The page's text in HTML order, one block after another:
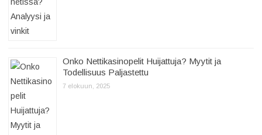
Onko Nettikasinopelit Huijattuja? Myytit ja
Todellisuus Paljastettu
7 elokuun, 2025